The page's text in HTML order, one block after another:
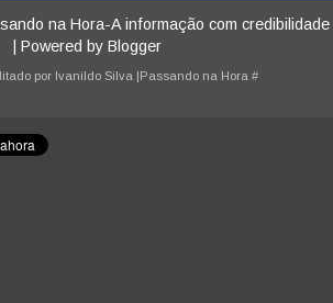
na Hora-A informação com credibilidade
| Powered by Blogger
por Ivanildo Silva |Passando na Hora #